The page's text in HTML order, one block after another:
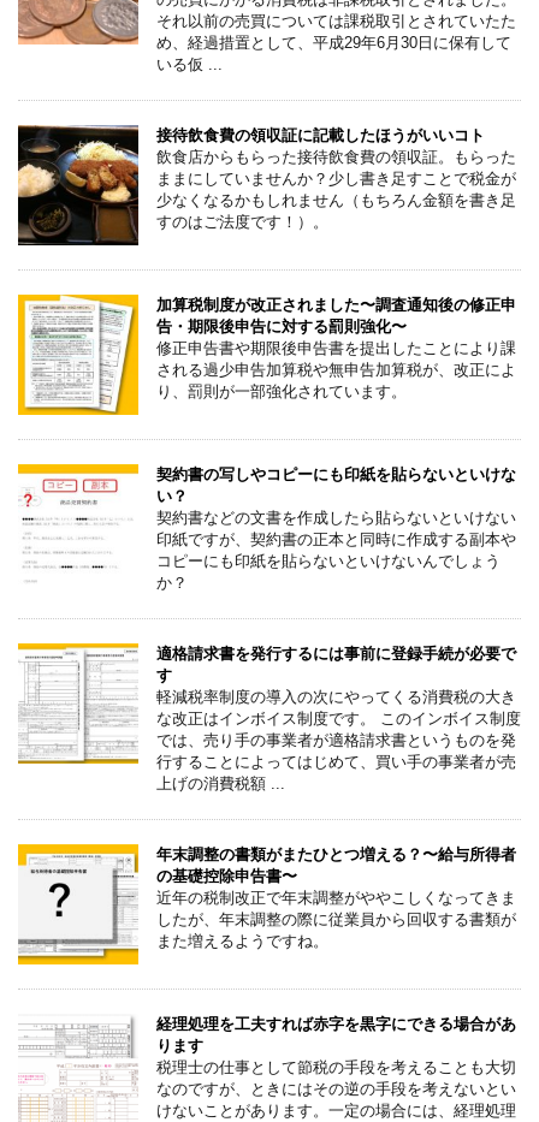
それ以前の売買については課税取引とされていたた
め、経過措置として、平成29年6月30日に保有して
いる仮 ...
接待飲食費の領収証に記載したほうがいいコト
飲食店からもらった接待飲食費の領収証。もらった
ままにしていませんか？少し書き足すことで税金が
少なくなるかもしれません（もちろん金額を書き足
すのはご法度です！）。
加算税制度が改正されました〜調査通知後の修正申
告・期限後申告に対する罰則強化〜
修正申告書や期限後申告書を提出したことにより課
される過少申告加算税や無申告加算税が、改正によ
り、罰則が一部強化されています。
契約書の写しやコピーにも印紙を貼らないといけな
い？
契約書などの文書を作成したら貼らないといけない
印紙ですが、契約書の正本と同時に作成する副本や
コピーにも印紙を貼らないといけないんでしょう
か？
適格請求書を発行するには事前に登録手続が必要で
す
軽減税率制度の導入の次にやってくる消費税の大き
な改正はインボイス制度です。 このインボイス制度
では、売り手の事業者が適格請求書というものを発
行することによってはじめて、買い手の事業者が売
上げの消費税額 ...
年末調整の書類がまたひとつ増える？〜給与所得者
の基礎控除申告書〜
近年の税制改正で年末調整がややこしくなってきま
したが、年末調整の際に従業員から回収する書類が
また増えるようですね。
経理処理を工夫すれば赤字を黒字にできる場合があ
ります
税理士の仕事として節税の手段を考えることも大切
なのですが、ときにはその逆の手段を考えないとい
けないことがあります。一定の場合には、経理処理